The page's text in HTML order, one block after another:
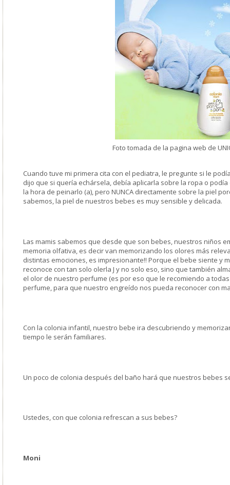
Foto tomada de la pagina web de
Cuando tuve mi primera cita con el pediatra, le pregunte si le
dijo que si quería echársela, debía aplicarla sobre la ropa o
la hora de peinarlo (a), pero NUNCA directamente sobre la piel
sabemos, la piel de nuestros bebes es muy sensible y delicada.
Las mamis sabemos que desde que son bebes, nuestros niños
memoria olfativa, es decir van memorizando los olores más
distintas emociones, es impresionante!! Porque el bebe siente y
reconoce con tan solo olerla J y no solo eso, sino que también
el olor de nuestro perfume (es por eso que le recomiendo a
perfume, para que nuestro engreído nos pueda reconocer con
Con la colonia infantil, nuestro bebe ira descubriendo y
tiempo le serán familiares.
Un poco de colonia después del baño hará que nuestros bebes
Ustedes, con que colonia refrescan a sus bebes?
Moni